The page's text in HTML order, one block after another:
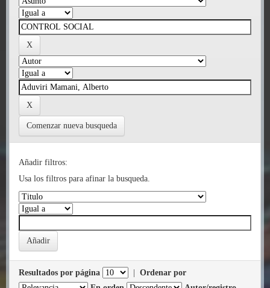
Comenzar nueva busqueda
Añadir filtros:
Usa los filtros para afinar la busqueda.
Resultados por página
Ordenar por